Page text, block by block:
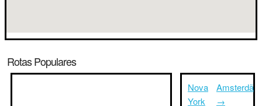
Rotas Populares
Nova
York
Amsterdã
→